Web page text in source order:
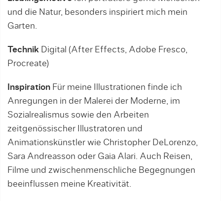
und die Natur, besonders inspiriert mich mein
Garten.
Technik Digital (After Effects, Adobe Fresco,
Procreate)
Inspiration Für meine Illustrationen finde ich
Anregungen in der Malerei der Moderne, im
Sozialrealismus sowie den Arbeiten
zeitgenössischer Illustratoren und
Animationskünstler wie Christopher DeLorenzo,
Sara Andreasson oder Gaia Alari. Auch Reisen,
Filme und zwischenmenschliche Begegnungen
beeinflussen meine Kreativität.